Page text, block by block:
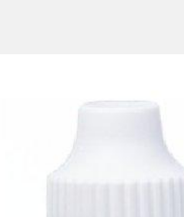
с врачом перед